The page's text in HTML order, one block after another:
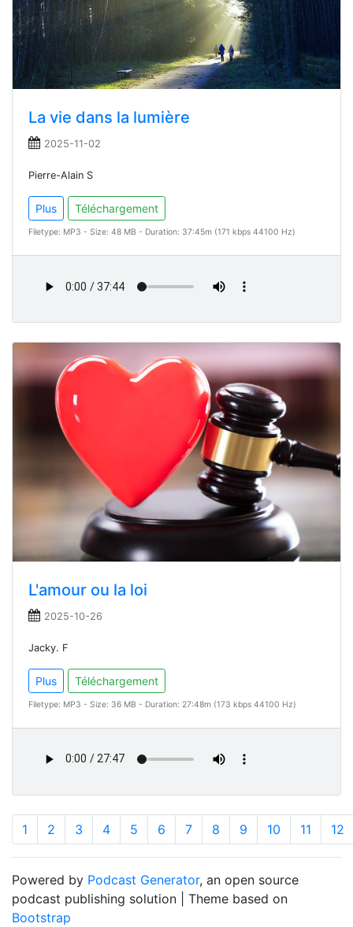
La vie dans la lumière
2025-11-02
Pierre-Alain S
Plus Téléchargement
Filetype: MP3 - Size: 48 MB - Duration: 37:45m (171 kbps 44100 Hz)
L'amour ou la loi
2025-10-26
Jacky. F
Plus Téléchargement
Filetype: MP3 - Size: 36 MB - Duration: 27:48m (173 kbps 44100 Hz)
1 2 3 4 5 6 7 8 9 10 11 12
Powered by Podcast Generator, an open source
podcast publishing solution | Theme based on
Bootstrap